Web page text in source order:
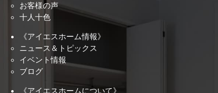
お客様の声
十人十色
《アイエスホーム情報》
ニュース＆トピックス
イベント情報
ブログ
《アイエスホームについて》